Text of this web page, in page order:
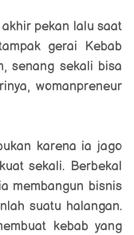
pekan lalu saat
gerai Kebab
senang sekali bisa
womanpreneur
karena ia jago
sekali. Berbekal
membangun bisnis
suatu halangan.
kebab yang